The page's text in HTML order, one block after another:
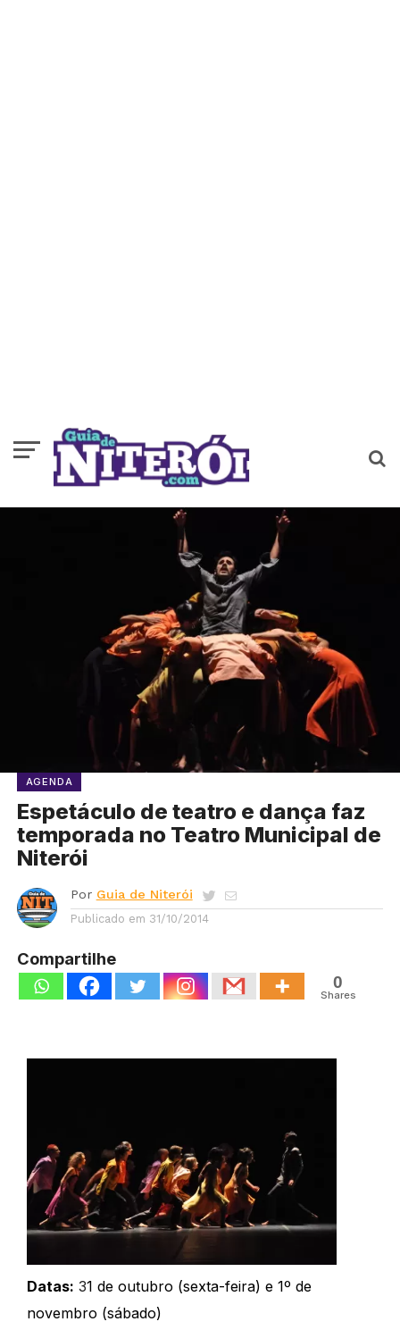
AGENDA
Espetáculo de teatro e dança faz
temporada no Teatro Municipal de
Niterói
Por Guia de Niterói
Publicado em 31/10/2014
Compartilhe
0
Shares
Datas: 31 de outubro (sexta-feira) e 1º de
novembro (sábado)